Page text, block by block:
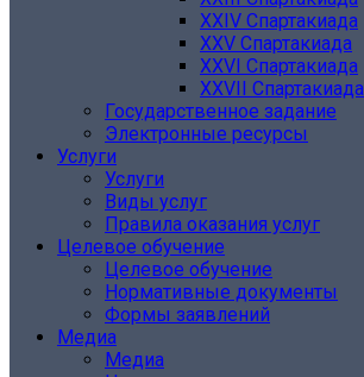
XXIV Спартакиада
XXV Спартакиада
XXVI Спартакиада
XXVII Спартакиада
Государственное задание
Электронные ресурсы
Услуги
Услуги
Виды услуг
Правила оказания услуг
Целевое обучение
Целевое обучение
Нормативные документы
Формы заявлений
Медиа
Медиа